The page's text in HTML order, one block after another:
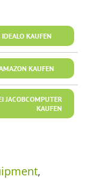
IDEALO KAUFEN
KAUFEN
JACOBCOMPUTER
KAUFEN
,